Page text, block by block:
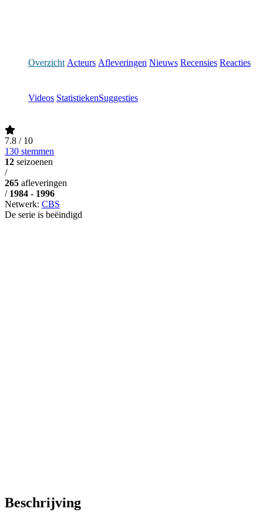
Overzicht Acteurs Afleveringen Nieuws Recensies Reacties
Videos StatistiekenSuggesties
7.8 / 10
130 stemmen
12 seizoenen
/
265 afleveringen
/ 1984 - 1996
Netwerk: CBS
De serie is beëindigd
Beschrijving